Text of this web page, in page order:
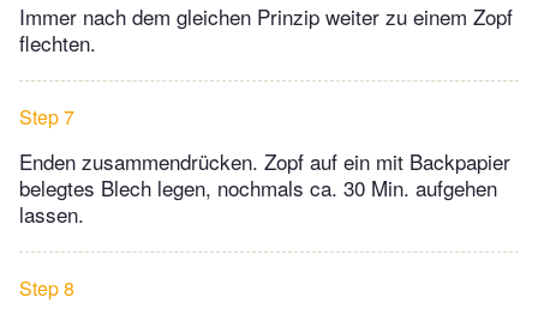
Immer nach dem gleichen Prinzip weiter zu einem Zopf
flechten.
Step 7
Enden zusammendrücken. Zopf auf ein mit Backpapier
belegtes Blech legen, nochmals ca. 30 Min. aufgehen
lassen.
Step 8